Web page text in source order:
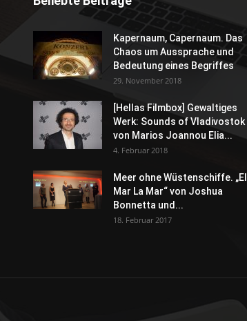
Kapernaum, Capernaum. Das
Chaos um Aussprache und
Bedeutung eines Begriffes
29. November 2018
[Hellas Filmbox] Gewaltiges
Werk: Sounds of Vladivostok
von Marios Joannou Elia...
4. Februar 2018
Meer ohne Wüstenschiffe. „El
Mar La Mar“ von Joshua
Bonnetta und...
18. Februar 2017